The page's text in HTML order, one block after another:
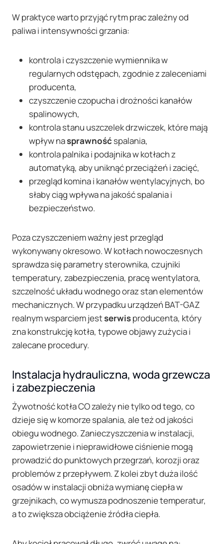
W praktyce warto przyjąć rytm prac zależny od
paliwa i intensywności grzania:
kontrola i czyszczenie wymiennika w
regularnych odstępach, zgodnie z zaleceniami
producenta,
czyszczenie czopucha i drożności kanałów
spalinowych,
kontrola stanu uszczelek drzwiczek, które mają
wpływ nasprawność spalania,
kontrola palnika i podajnika w kotłach z
automatyką, aby uniknąć przeciążeń i zacięć,
przegląd komina i kanałów wentylacyjnych, bo
słaby ciąg wpływa na jakość spalania i
bezpieczeństwo.
Poza czyszczeniem ważny jest przegląd
wykonywany okresowo. W kotłach nowoczesnych
sprawdza się parametry sterownika, czujniki
temperatury, zabezpieczenia, pracę wentylatora,
szczelność układu wodnego oraz stan elementów
mechanicznych. W przypadku urządzeń BAT-GAZ
realnym wsparciem jestserwisproducenta, który
zna konstrukcję kotła, typowe objawy zużycia i
zalecane procedury.
Instalacja hydrauliczna, woda grzewcza
i zabezpieczenia
Żywotność kotła CO zależy nie tylko od tego, co
dzieje się w komorze spalania, ale też od jakości
obiegu wodnego. Zanieczyszczenia w instalacji,
zapowietrzenie i nieprawidłowe ciśnienie mogą
prowadzić do punktowych przegrzań, korozji oraz
problemów z przepływem. Z kolei zbyt duża ilość
osadów w instalacji obniża wymianę ciepła w
grzejnikach, co wymusza podnoszenie temperatur,
a to zwiększa obciążenie źródła ciepła.